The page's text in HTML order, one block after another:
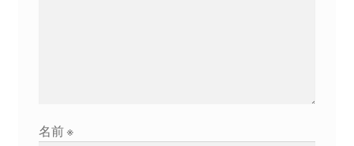
2024.10.13 映画「決断」上映と講演会を開催
名前※